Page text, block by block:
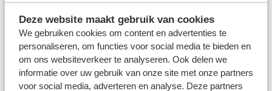
Deze website maakt gebruik van cookies
We gebruiken cookies om content en advertenties te
personaliseren, om functies voor social media te bieden en
om ons websiteverkeer te analyseren. Ook delen we
informatie over uw gebruik van onze site met onze partners
voor social media, adverteren en analyse. Deze partners
Regel gemakkelijk jouw afvalzaken met de gratis
Omrin
Bedrijfsafvalapp.
Met één klik aangeven dat jouw container vol zit